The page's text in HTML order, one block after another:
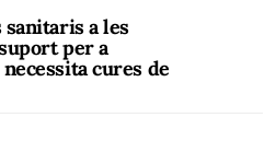
a les
per a
cures de